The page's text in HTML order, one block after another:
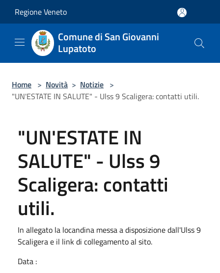
Regione Veneto
Comune di San Giovanni
Lupatoto
Home > Novità > Notizie >
"UN'ESTATE IN SALUTE" - Ulss 9 Scaligera: contatti utili.
"UN'ESTATE IN
SALUTE" - Ulss 9
Scaligera: contatti
utili.
In allegato la locandina messa a disposizione dall'Ulss 9
Scaligera e il link di collegamento al sito.
Data :